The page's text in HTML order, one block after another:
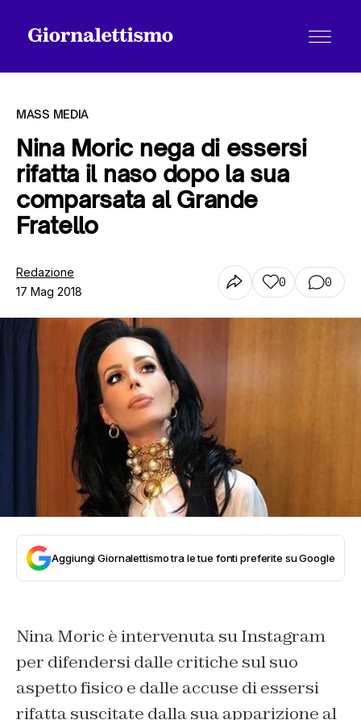
Tutti gli articoli
Contatti
MASS MEDIA
Nina Moric nega di essersi
rifatta il naso dopo la sua
comparsata al Grande
Fratello
Redazione
17 Mag 2018
0 0
Aggiungi Giornalettismo tra le tue fonti preferite su Google
Nina Moric è intervenuta su Instagram
per difendersi dalle critiche sul suo
aspetto fisico e dalle accuse di essersi
rifatta suscitate dalla sua apparizione al